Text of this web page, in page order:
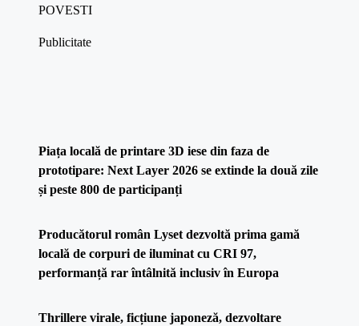
POVESTI
Publicitate
Piața locală de printare 3D iese din faza de
prototipare: Next Layer 2026 se extinde la două zile
și peste 800 de participanți
Producătorul român Lyset dezvoltă prima gamă
locală de corpuri de iluminat cu CRI 97,
performanță rar întâlnită inclusiv în Europa
Thrillere virale, ficțiune japoneză, dezvoltare